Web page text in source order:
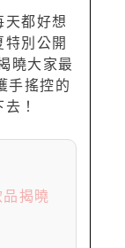
天都好想
別公開
曉大家最
手搖控的
！
揭曉